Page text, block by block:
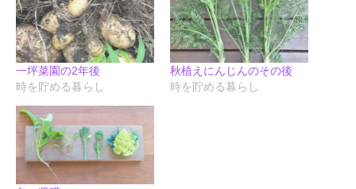
一坪菜園の2年後
時を貯める暮らし
秋植えにんじんのその後
時を貯める暮らし